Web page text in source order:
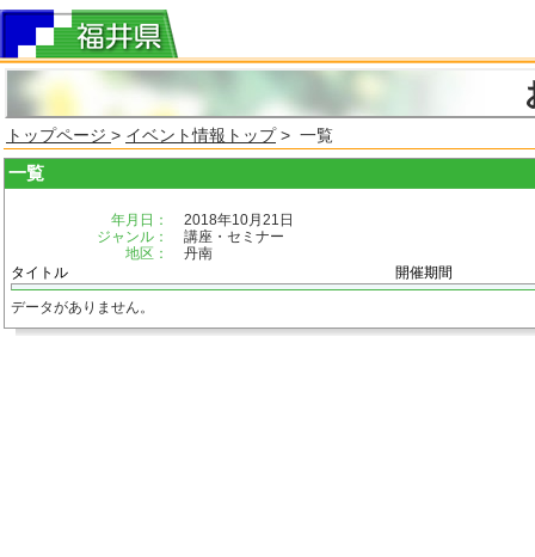
トップページ > イベント情報トップ> 一覧
一覧
年月日：
2018年10月21日
ジャンル：
講座・セミナー
地区：
丹南
タイトル
開催期間
データがありません。